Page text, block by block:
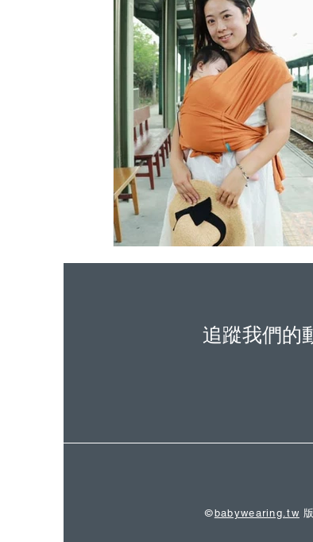
追蹤我們的
©babywearing.tw